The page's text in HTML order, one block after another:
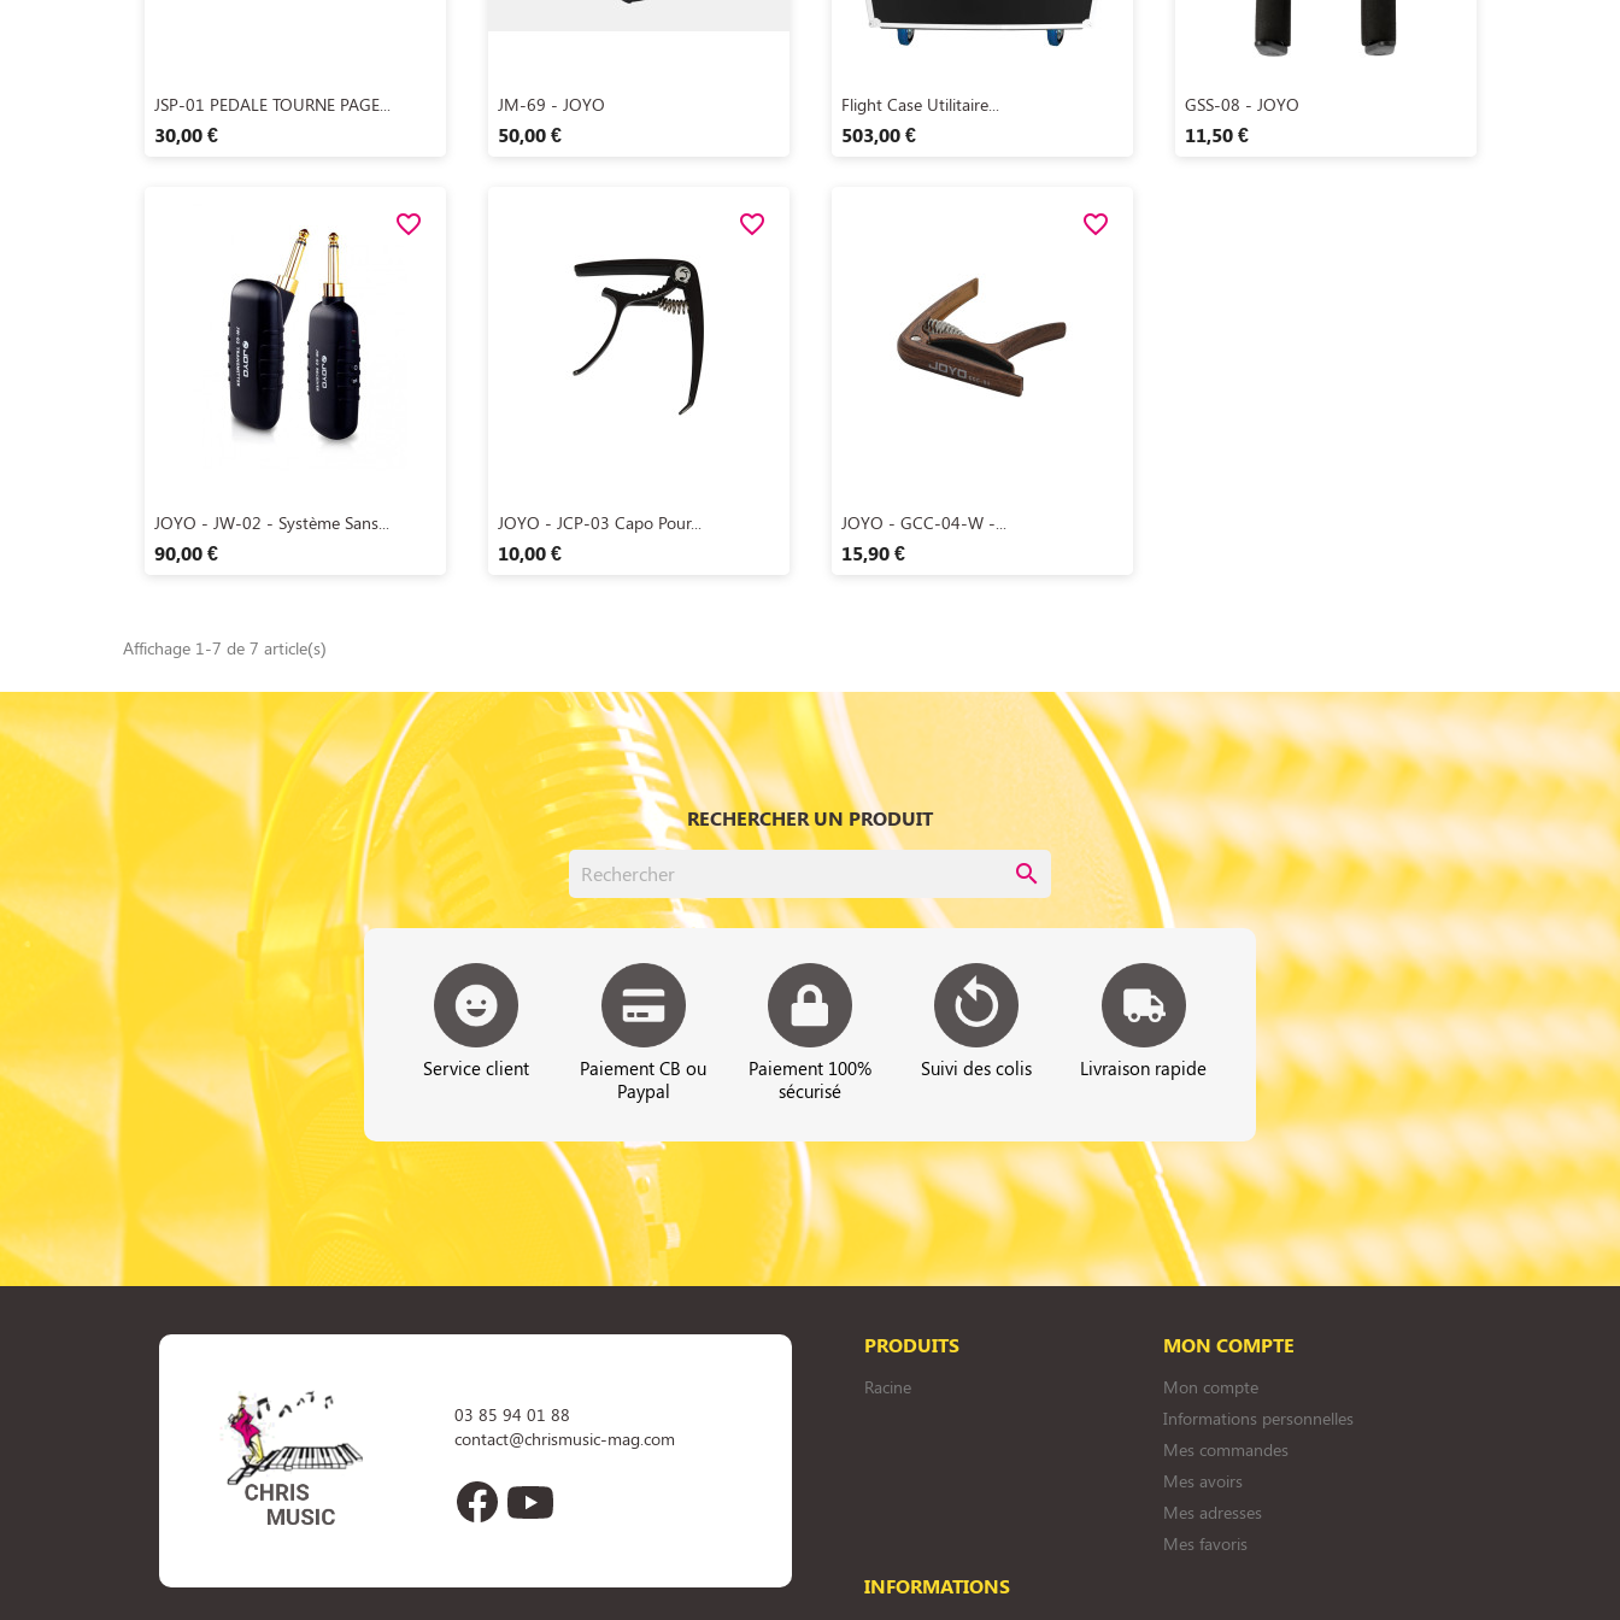
Aperçu rapide
JSP-01 PEDALE TOURNE PAGE...
30,00 €
Aperçu rapide
JM-69 - JOYO
50,00 €
Aperçu rapide
Flight Case Utilitaire...
503,00 €
Aperçu rapide
GSS-08 - JOYO
11,50 €
Aperçu rapide
JOYO - JW-02 - Système Sans...
90,00 €
favorite_border
Aperçu rapide
JOYO - JCP-03 Capo Pour...
10,00 €
favorite_border
 Aperçu rapide
JOYO - GCC-04-W -...
15,90 €
favorite_border
Affichage 1-7 de 7 article(s)
RECHERCHER UN PRODUIT
search
Service client
Paiement CB ou
Paypal
Paiement 100%
sécurisé
Suivi des colis Livraison rapide
03 85 94 01 88
contact@chrismusic-mag.com
Facebook
PRODUITS
Racine
MON COMPTE
Mon compte
Informations personnelles
Mes commandes
Mes avoirs
Mes adresses
Mes favoris
INFORMATIONS